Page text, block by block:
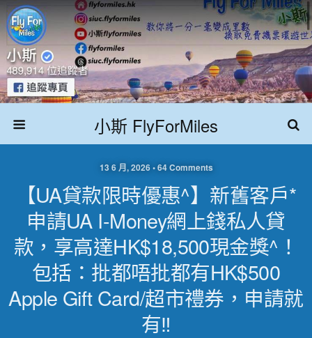
小斯 FlyForMiles
13 6 月, 2026 • 64 Comments
【UA貸款限時優惠^】新舊客戶*
申請UA I-Money網上錢私人貸
款，享高達HK$18,500現金獎^！
包括：批都唔批都有HK$500
Apple Gift Card/超市禮券，申請就
有‼️